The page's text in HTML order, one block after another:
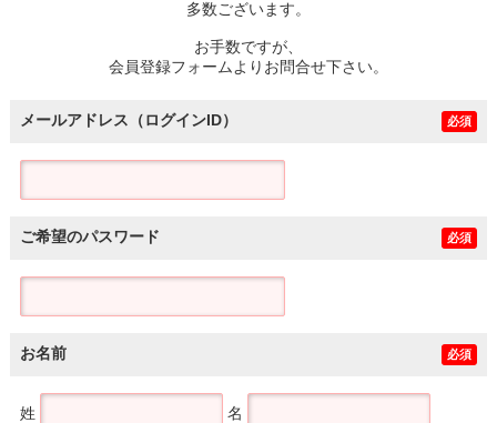
多数ございます。
お手数ですが、
会員登録フォームよりお問合せ下さい。
メールアドレス（ログインID） 必須
ご希望のパスワード 必須
お名前 必須
姓 名